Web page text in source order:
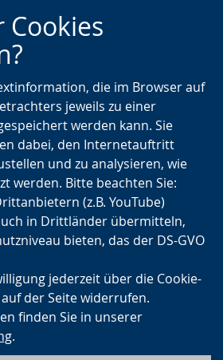
Zur
Hauptnavigation
Zur
Seitennavigation
Zum
Inhalt
die im Browser auf
jeweils zu einer
werden kann. Sie
dabei, den Internetauftritt
und zu analysieren, wie
werden. Bitte beachten Sie:
(z.B. YouTube)
in Drittländer übermitteln,
bieten, das der DS-GVO
jederzeit über die Cookie-
der Seite widerrufen.
finden Sie in unserer
.